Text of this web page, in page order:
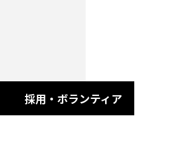
採用・ボランティア